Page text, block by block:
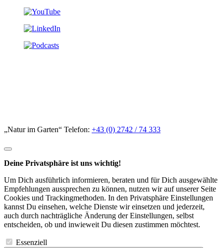
„Natur im Garten“ Telefon: +43 (0) 2742 / 74 333
Deine Privatsphäre ist uns wichtig!
Um Dich ausführlich informieren, beraten und für Dich ausgewählte
Empfehlungen aussprechen zu können, nutzen wir auf unserer Seite
Cookies und Trackingmethoden. In den Privatsphäre Einstellungen
kannst Du einsehen, welche Dienste wir einsetzen und jederzeit,
auch durch nachträgliche Änderung der Einstellungen, selbst
entscheiden, ob und inwieweit Du diesen zustimmen möchtest.
Essenziell